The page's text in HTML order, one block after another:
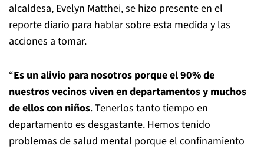
alcaldesa, Evelyn Matthei, se hizo presente en el
reporte diario para hablar sobre esta medida y las
acciones a tomar.
“Es un alivio para nosotros porque el 90% de
nuestros vecinos viven en departamentos y muchos
de ellos con niños. Tenerlos tanto tiempo en
departamento es desgastante. Hemos tenido
problemas de salud mental porque el confinamiento